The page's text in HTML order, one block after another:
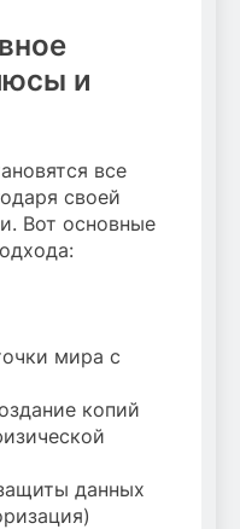
и
все
своей
Вот основные
мира с
копий
данных